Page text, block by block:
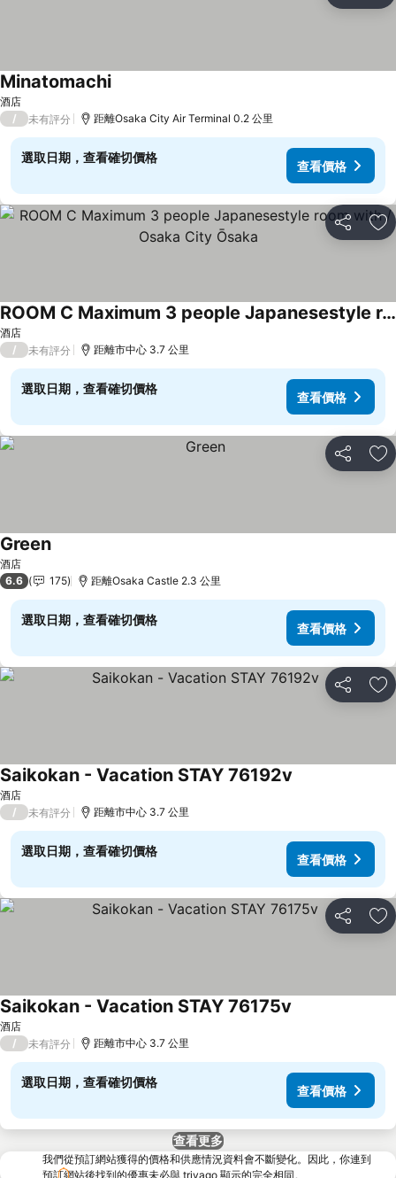
酒店
Minatomachi
/ 未有評分 距離Osaka City Air Terminal 0.2 公里
選取日期，查看確切價格
查看價格
分享 放
酒店
ROOM C Maximum 3 people Japanesestyle room with / Osaka City Ōsaka
/ 未有評分 距離市中心 3.7 公里
選取日期，查看確切價格
查看價格
分享 放
酒店
Green
6.6 175 距離Osaka Castle 2.3 公里
選取日期，查看確切價格
查看價格
分享 放
酒店
Saikokan - Vacation STAY 76192v
/ 未有評分 距離市中心 3.7 公里
選取日期，查看確切價格
查看價格
分享 放
酒店
Saikokan - Vacation STAY 76175v
/ 未有評分 距離市中心 3.7 公里
選取日期，查看確切價格
查看價格
查看更多
我們從預訂網站獲得的價格和供應情況資料會不斷變化。因此，你連到
預訂網站後找到的優惠未必與 trivago 顯示的完全相同。